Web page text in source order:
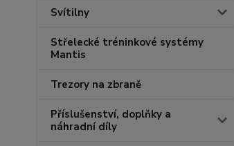
Svítilny
Střelecké tréninkové systémy
Mantis
Trezory na zbraně
Příslušenství, doplňky a
náhradní díly